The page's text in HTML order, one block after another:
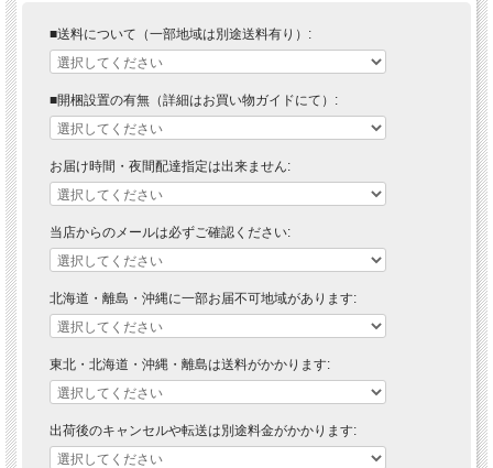
■送料について（一部地域は別途送料有り）:
■開梱設置の有無（詳細はお買い物ガイドにて）:
お届け時間・夜間配達指定は出来ません:
当店からのメールは必ずご確認ください:
北海道・離島・沖縄に一部お届不可地域があります:
東北・北海道・沖縄・離島は送料がかかります:
出荷後のキャンセルや転送は別途料金がかかります: